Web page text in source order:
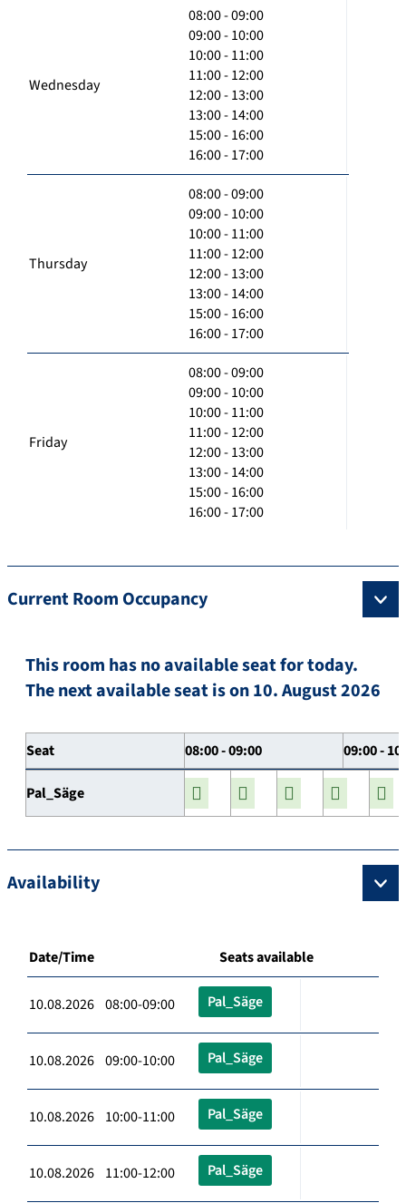
Wednesday
08:00 - 09:00
09:00 - 10:00
10:00 - 11:00
11:00 - 12:00
12:00 - 13:00
13:00 - 14:00
15:00 - 16:00
16:00 - 17:00
Thursday
08:00 - 09:00
09:00 - 10:00
10:00 - 11:00
11:00 - 12:00
12:00 - 13:00
13:00 - 14:00
15:00 - 16:00
16:00 - 17:00
Friday
08:00 - 09:00
09:00 - 10:00
10:00 - 11:00
11:00 - 12:00
12:00 - 13:00
13:00 - 14:00
15:00 - 16:00
16:00 - 17:00
Current Room Occupancy
This room has no available seat for today.
The next available seat is on 10. August 2026
Seat 08:00 - 09:00 09:00 -
Pal_Säge
Availability
Date/Time Seats available
10.08.2026 08:00-09:00 Pal_Säge
10.08.2026 09:00-10:00 Pal_Säge
10.08.2026 10:00-11:00 Pal_Säge
10.08.2026 11:00-12:00 Pal_Säge